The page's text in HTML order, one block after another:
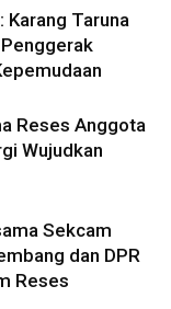
Karang Taruna
Reses Anggota
Wujudkan
Sekcam
dan DPR
Reses